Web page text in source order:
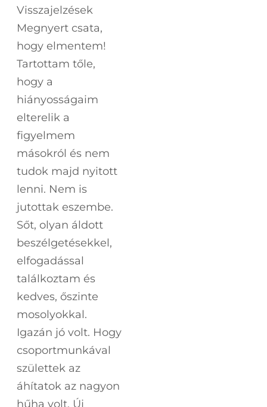
Visszajelzések
Megnyert csata,
hogy elmentem!
Tartottam tőle,
hogy a
hiányosságaim
elterelik a
figyelmem
másokról és nem
tudok majd nyitott
lenni. Nem is
jutottak eszembe.
Sőt, olyan áldott
beszélgetésekkel,
elfogadással
találkoztam és
kedves, őszinte
mosolyokkal.
Igazán jó volt. Hogy
csoportmunkával
születtek az
áhítatok az nagyon
hűha volt. Új